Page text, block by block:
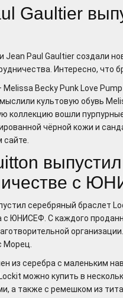
Gaultier
Jean Paul Gaultier создали
Интересно, что
Melissa Becky Punk Love
культовую обувь
коллекцию вошли
чёрной кожи и
с
серебряный браслет
с ЮНИСЕФ. С каждого
Морец.
из серебра с маленьким
можно купить в
а также с ремешком из